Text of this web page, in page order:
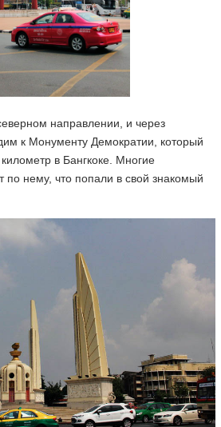
направлении, и через
к Монументу Демократии, который
в Бангкоке. Многие
по нему, что попали в свой знакомый